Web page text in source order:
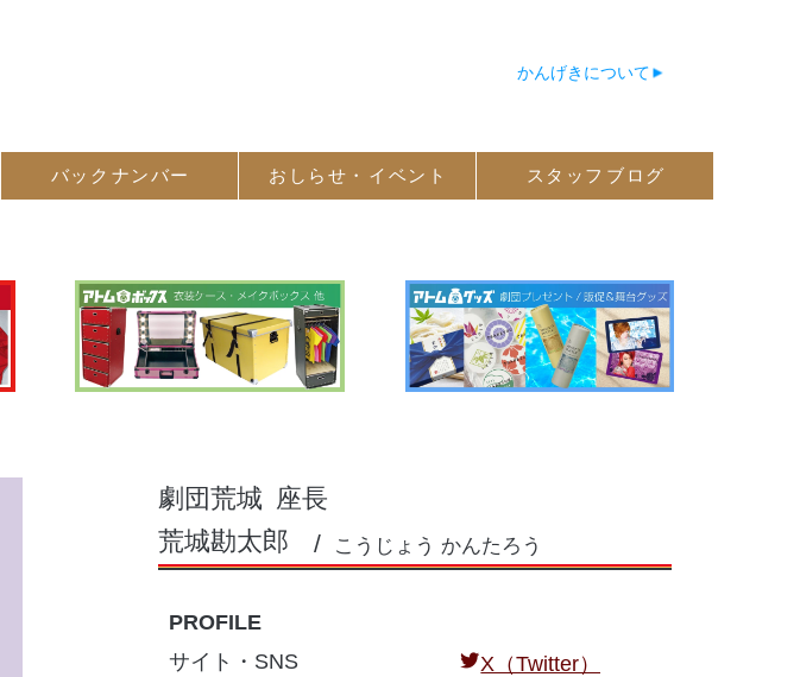
かんげきについて
バック ナンバー おしらせ・ イベント スタッフ ブログ
劇団荒城 座長
荒城勘太郎
こうじょう かんたろう
PROFILE
サイト・SNS
X（Twitter）